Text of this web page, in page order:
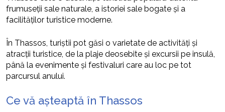
frumuseții sale naturale, a istoriei sale bogate și a
facilităților turistice moderne.
În Thassos, turiștii pot găsi o varietate de activități și
atracții turistice, de la plaje deosebite și excursii pe insulă,
până la evenimente și festivaluri care au loc pe tot
parcursul anului.
Ce vă așteaptă în Thassos